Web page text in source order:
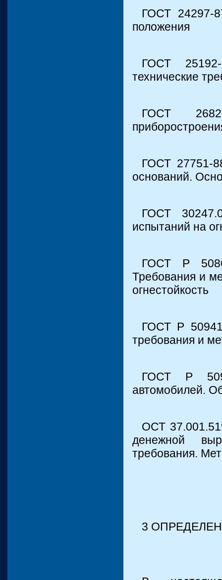
ГОСТ 24297-
положения
ГОСТ
технические
ГОСТ
ГОСТ 27751-
оснований.
ГОСТ
испытаний на
ГОСТ Р
Требования и
огнестойкость
ГОСТ Р
требования и
ГОСТ Р
автомобилей.
ОСТ
денежной
требования.
3